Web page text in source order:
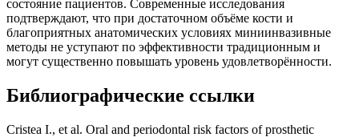
состояние пациентов. Современные исследования
подтверждают, что при достаточном объёме кости и
благоприятных анатомических условиях миниинвазивные
методы не уступают по эффективности традиционным и
могут существенно повышать уровень удовлетворённости.
Библиографические ссылки
Cristea I., et al. Oral and periodontal risk factors of prosthetic